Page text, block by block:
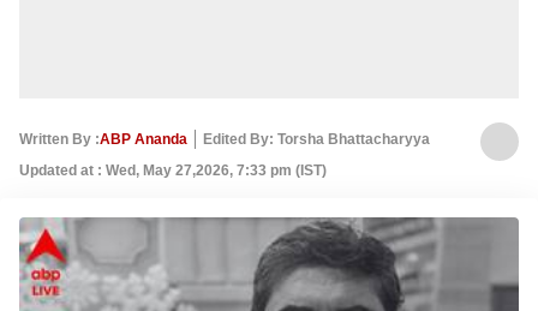
Written By :ABP Ananda
Edited By: Torsha Bhattacharyya
Updated at : Wed, May 27,2026, 7:33 pm (IST)